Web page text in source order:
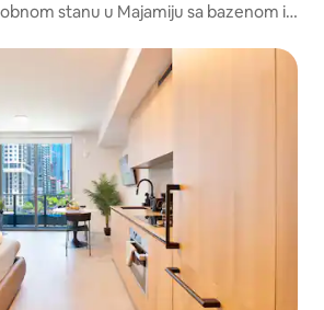
stanu u Majamiju sa bazenom i